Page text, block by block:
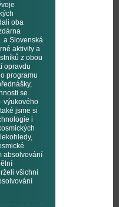
oba
a Slovenská
aktivity a
z obou
opravdu
programu
se
výukového
jsme si
i
absolvování
všichni